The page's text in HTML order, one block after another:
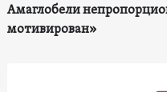
Амаглобели
мотивирован»